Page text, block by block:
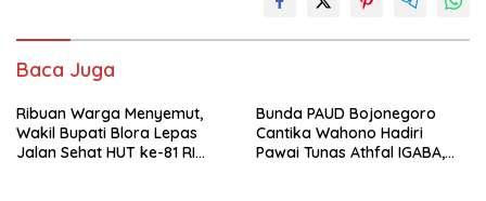
Baca Juga
Ribuan Warga Menyemut,
Wakil Bupati Blora Lepas
Jalan Sehat HUT ke-81 RI
Bunda PAUD Bojonegoro
Cantika Wahono Hadiri
Pawai Tunas Athfal IGABA,